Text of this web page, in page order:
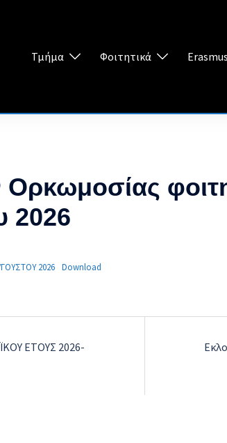
Τμήμα
Φοιτητικά Erasmus
2026
2026 Download
ΕΤΟΥΣ 2026-